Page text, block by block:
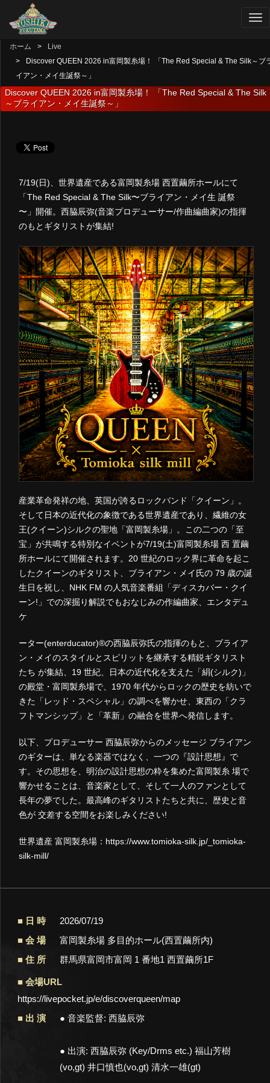
ホーム
Live
Discover QUEEN 2026 in富岡製糸場！ 「The Red Special & The Silk～ブ
イアン・メイ生誕祭～」
Discover QUEEN 2026 in富岡製糸場！ 「The Red Special & The Silk
～ブライアン・メイ生誕祭～」
7/19(日)、世界遺産である富岡製糸場 西置繭所ホールにて
「The Red Special & The Silk〜ブライアン・メイ生 誕祭
〜」開催。西脇辰弥(音楽プロデューサー/作曲編曲家)の指揮
のもとギタリストが集結!
産業革命発祥の地、英国が誇るロックバンド「クイーン」。
そして日本の近代化の象徴である世界遺産であり、繊維の女
王(クイーン)シルクの聖地「富岡製糸場」。この二つの「至
宝」が共鳴する特別なイベントが7/19(土)富岡製糸場 西 置繭
所ホールにて開催されます。20 世紀のロック界に革命を起こ
したクイーンのギタリスト、ブライアン・メイ氏の 79 歳の誕
生日を祝し、NHK FM の人気音楽番組「ディスカバー・クイ
ーン!」での深掘り解説でもおなじみの作編曲家、エンタデュ
ケ
ーター(enterducator)®の西脇辰弥氏の指揮のもと、ブライア
ン・メイのスタイルとスピリットを継承する精鋭ギタリスト
たち が集結、19 世紀、日本の近代化を支えた「絹(シルク)」
の殿堂・富岡製糸場で、1970 年代からロックの歴史を紡いで
きた「レッド・スペシャル」の調べを響かせ、東西の「クラ
フトマンシップ」と「革新」の融合を世界へ発信します。
以下、プロデューサー 西脇辰弥からのメッセージ ブライアン
のギターは、単なる楽器ではなく、一つの『設計思想』で
す。その思想を、明治の設計思想の粋を集めた富岡製糸 場で
響かせることは、音楽家として、そして一人のファンとして
長年の夢でした。最高峰のギタリストたちと共に、歴史と音
色が 交差する空間をお楽しみください!
世界遺産 富岡製糸場： https://www.tomioka-silk.jp/_tomioka-
silk-mill/
日 時
2026/07/19
会 場
富岡製糸場 多目的ホール(西置繭所内)
住 所
群馬県富岡市富岡 1 番地1 西置繭所1F
会場URL
https://livepocket.jp/e/discoverqueen/map
出 演
● 音楽監督: 西脇辰弥
● 出演: 西脇辰弥 (Key/Drms etc.) 福山芳樹
(vo,gt) 井口慎也(vo,gt) 清水一雄(gt)